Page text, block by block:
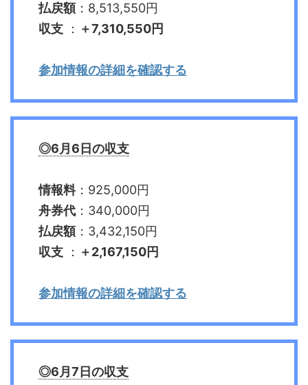
払戻額：8,513,550円
収支 ： ＋7,310,550円
参加情報の詳細を確認する
◎6月6日の収支
情報料：925,000円
舟券代 ：340,000円
払戻額：3,432,150円
収支 ： ＋2,167,150円
参加情報の詳細を確認する
◎6月7日の収支